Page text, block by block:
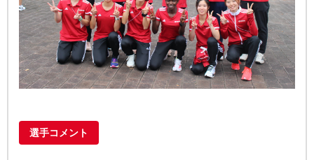
選手コメント